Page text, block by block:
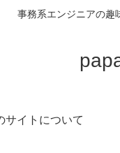
事務系エンジニアの趣
サイトについて